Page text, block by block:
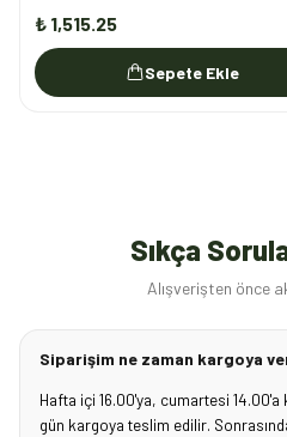
₺ 1,515.25
Sepete Ekle
Sıkça
Alışverişten önce
Siparişim ne zaman kargoya
Hafta içi 16.00'ya, cumartesi
gün kargoya teslim edilir.